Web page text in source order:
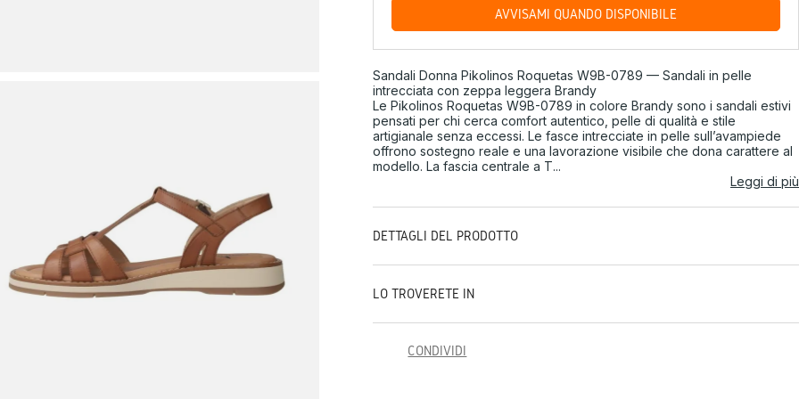
AVVISAMI QUANDO DISPONIBILE
Sandali Donna Pikolinos Roquetas W9B-0789 — Sandali in pelle
intrecciata con zeppa leggera Brandy
Le Pikolinos Roquetas W9B-0789 in colore Brandy sono i sandali estivi
pensati per chi cerca comfort autentico, pelle di qualità e stile
artigianale senza eccessi. Le fasce intrecciate in pelle sull’avampiede
offrono sostegno reale e una lavorazione visibile che dona carattere al
modello. La fascia centrale a T...
Leggi di più
DETTAGLI DEL PRODOTTO
LO TROVERETE IN
CONDIVIDI